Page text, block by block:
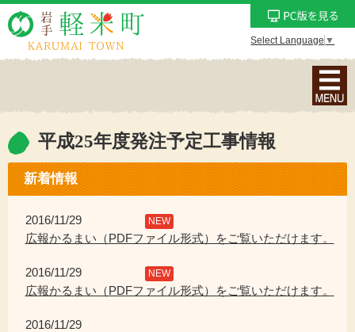
Select Language ▼
ナ
ビ
ョ
ン
ニ
を
平成25年度発注予定工事情報
新着情報
2016/11/29 NEW
広報かるまい（PDFファイル形式）をご覧いただけます。
2016/11/29 NEW
広報かるまい（PDFファイル形式）をご覧いただけます。
2016/11/29